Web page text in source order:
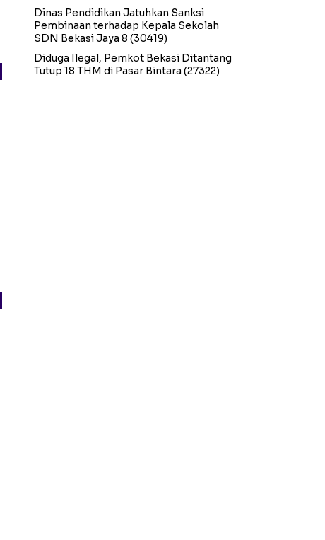
Dinas Pendidikan Jatuhkan Sanksi
Pembinaan terhadap Kepala Sekolah
SDN Bekasi Jaya 8 (30419)
Diduga Ilegal, Pemkot Bekasi Ditantang
Tutup 18 THM di Pasar Bintara (27322)